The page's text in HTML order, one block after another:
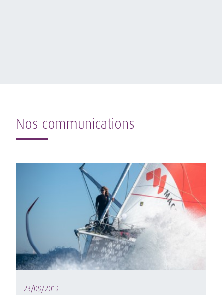
Nos communications
23/09/2019